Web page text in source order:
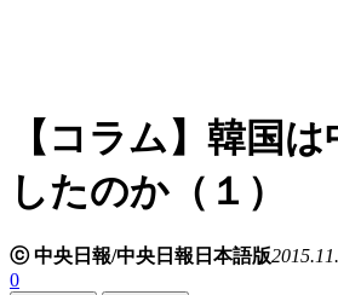
【コラム】韓国
したのか（１）
ⓒ 中央日報/中央日報日本語版
0